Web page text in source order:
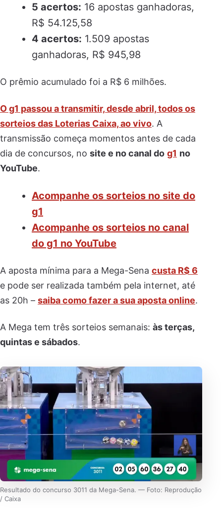
5 acertos: 16 apostas ganhadoras,
R$ 54.125,58
4 acertos: 1.509 apostas
ganhadoras, R$ 945,98
O prêmio acumulado foi a R$ 6 milhões.
O g1 passou a transmitir, desde abril, todos os
sorteios das Loterias Caixa, ao vivo. A
transmissão começa momentos antes de cada
dia de concursos, no site e no canal do g1 no
YouTube.
Acompanhe os sorteios no site do
g1
Acompanhe os sorteios no canal
do g1 no YouTube
A aposta mínima para a Mega-Sena custa R$ 6
e pode ser realizada também pela internet, até
as 20h – saiba como fazer a sua aposta online.
A Mega tem três sorteios semanais: às terças,
quintas e sábados.
Resultado do concurso 3011 da Mega-Sena. — Foto: Reprodução
/ Caixa